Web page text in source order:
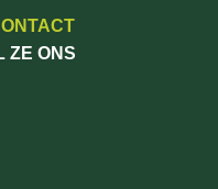
ZE ONS